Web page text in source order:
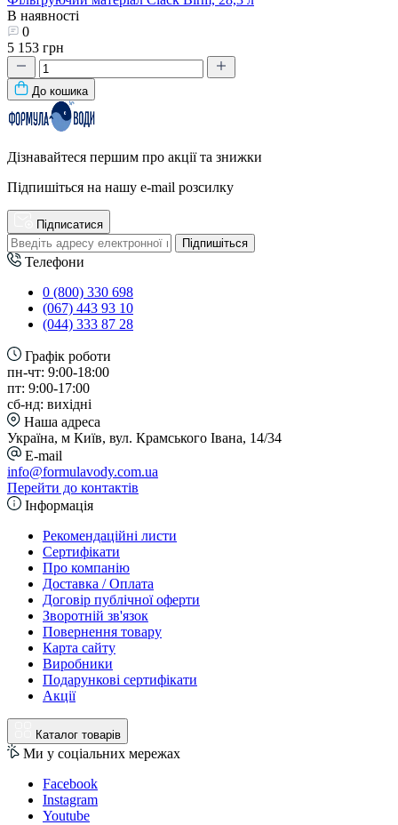
В наявності
0
5 153 грн
До кошика
Дізнавайтеся першим про акції та знижки
Підпишіться на нашу e-mail розсилку
Підписатися
Підпишіться
Телефони
0 (800) 330 698
(067) 443 93 10
(044) 333 87 28
Графік роботи
пн-чт: 9:00-18:00
пт: 9:00-17:00
сб-нд: вихідні
Наша адреса
Україна, м Київ, вул. Крамського Івана, 14/34
E-mail
info@formulavody.com.ua
Перейти до контактів
Інформація
Рекомендаційні листи
Сертифікати
Про компанію
Доставка / Оплата
Договір публічної оферти
Зворотній зв'язок
Повернення товару
Карта сайту
Виробники
Подарункові сертифікати
Акції
Каталог товарів
Ми у соціальних мережах
Facebook
Instagram
Youtube